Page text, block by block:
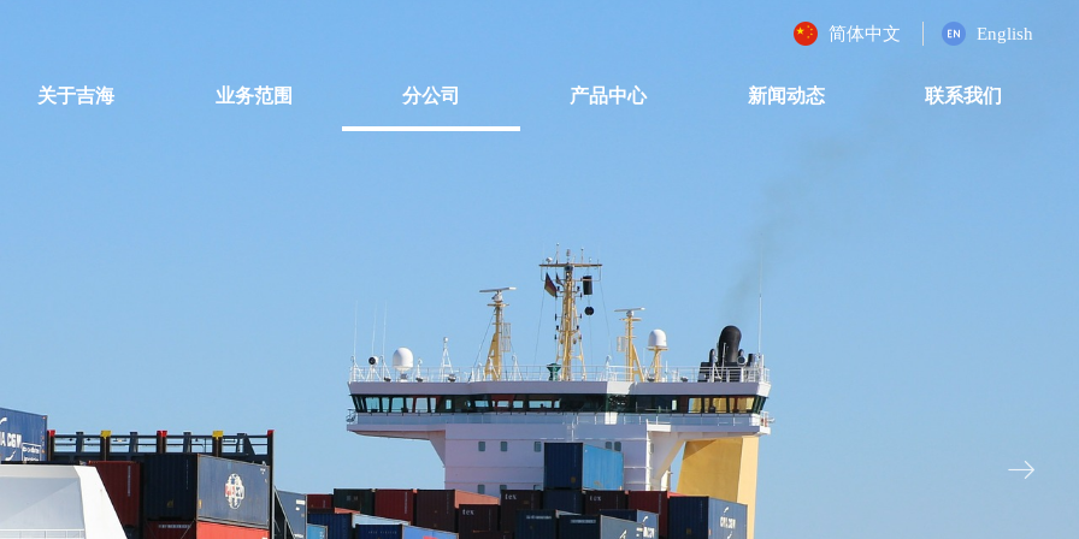
关于吉海 业务范围 分公司 产品中心 新闻动态 联系我们
简体中文 English
ꁹ